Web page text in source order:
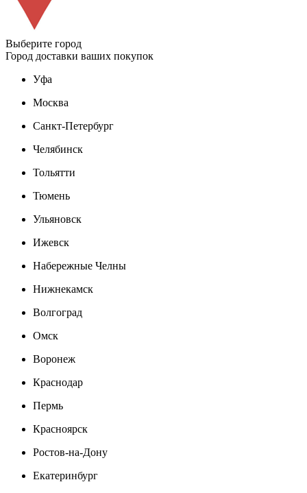
Выберите город
Город доставки ваших покупок
Уфа
Москва
Санкт-Петербург
Челябинск
Тольятти
Тюмень
Ульяновск
Ижевск
Набережные Челны
Нижнекамск
Волгоград
Омск
Воронеж
Краснодар
Пермь
Красноярск
Ростов-на-Дону
Екатеринбург